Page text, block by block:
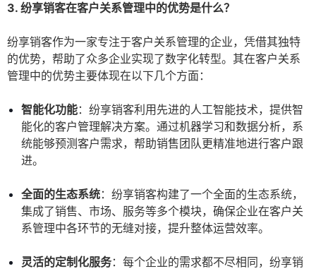
3. 纷享销客在客户关系管理中的优势是什么？
纷享销客作为一家专注于客户关系管理的企业，凭借其独特
的优势，帮助了众多企业实现了数字化转型。其在客户关系
管理中的优势主要体现在以下几个方面：
智能化功能：纷享销客利用先进的人工智能技术，提供智
能化的客户管理解决方案。通过机器学习和数据分析，系
统能够预测客户需求，帮助销售团队更精准地进行客户跟
进。
全面的生态系统：纷享销客构建了一个全面的生态系统，
集成了销售、市场、服务等多个模块，确保企业在客户关
系管理中各环节的无缝对接，提升整体运营效率。
灵活的定制化服务：每个企业的需求都不尽相同，纷享销